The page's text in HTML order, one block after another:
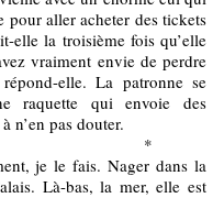
pour aller acheter des tickets
elle la troisième fois qu’elle
vraiment envie de perdre
elle. La patronne se
raquette qui envoie des
n’en pas douter.
je le fais. Nager dans la
Là-bas, la mer, elle est